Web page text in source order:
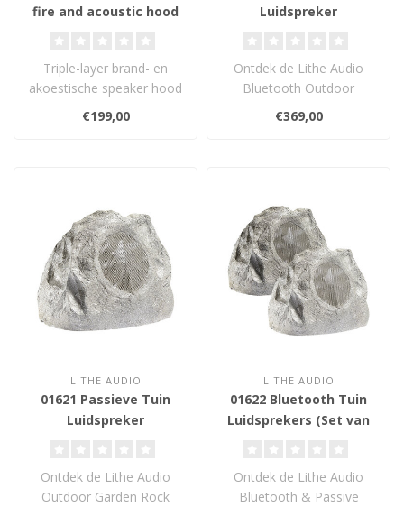
fire and acoustic hood
Triple-layer brand- en
akoestische speaker hood
voor 6,5" en 8"
plafondluidsprek..
€199,00
Luidspreker
Ontdek de Lithe Audio
Bluetooth Outdoor
Garden Rock Speaker –
een weerbestendi..
€369,00
LITHE AUDIO
01621 Passieve Tuin
Luidspreker
Ontdek de Lithe Audio
Outdoor Garden Rock
LITHE AUDIO
01622 Bluetooth Tuin
Luidsprekers (Set van
Ontdek de Lithe Audio
Bluetooth & Passive